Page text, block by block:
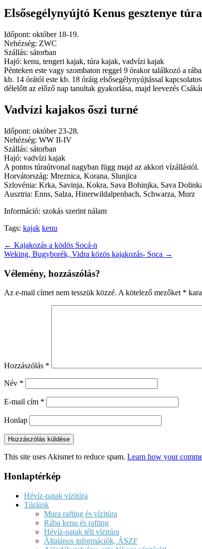
Elsősegélynyújtó Kenus gesztenye túra
Időpont: október 18-19.
Nehézség: ZWC
Szállás: sátorban
Hajó: kenu, tengeri kajak, túra kajak, vadvízi kajak
Pénteken este vagy szombaton reggel 9 órakor találkozó a
kb. 14 órától este kb. 18 óráig elsősegélynyújtással
délelőtt az előző nap tanultak gyakorlása, majd leevezés
Vadvízi kajakos őszi turné
Időpont: október 23-28.
Nehézség: WW II-IV
Szállás: sátorban
Hajó: vadvízi kajak
A pontos túraútvonal nagyban függ majd az akkori vízállástól.
Horvátország: Mreznica, Korana, Slunjica
Szlovénia: Krka, Savinja, Kokra, Sava Bohinjka, Sava
Ausztria: Enns, Salza, Hinerwildalpenbach, Schwarza, Murz
Információ: szokás szerint nálam
Tags: kajak kenu
Post
navigation
← Kajakozás a ködös Socá-n
Weking, Bugyborék, Vidra közös kajakozás- Soca →
Vélemény, hozzászólás?
Az e-mail címet nem tesszük közzé. A kötelező mezőket *
Hozzászólás *
Név *
E-mail cím *
Honlap
This site uses Akismet to reduce spam. Learn how your
Honlaptérkép
Hévíz-patak vízitúra
Túráink
Mura rafting és vízitúra
Rába kenu és rafting
Hévíz-patak téli vízitúra
Általános információk, ÁSZF